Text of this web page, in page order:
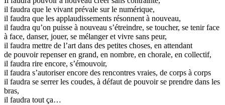
il faudra que le vivant prévale sur le numérique,
il faudra que les applaudissements résonnent à nouveau,
il faudra qu’on puisse à nouveau s’étreindre, se toucher, se tenir face
à face, danser, jouer, se mélanger et vivre sans peur,
il faudra mettre de l’art dans des petites choses, en attendant
de pouvoir repenser en grand, en nombre, en chorale, en collectif,
il faudra rire encore, s’émouvoir,
il faudra s’autoriser encore des rencontres vraies, de corps à corps
il faudra se serrer les coudes, à défaut de pouvoir se prendre dans les
bras,
il faudra tout ça…